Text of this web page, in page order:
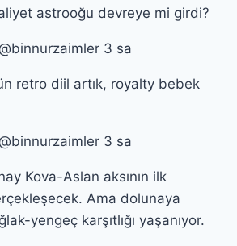
astrooğu devreye mi girdi?
3 sa
retro diil artık, royalty bebek
3 sa
Kova-Aslan aksının ilk
Ama dolunaya
yengeç karşıtlığı yaşanıyor.